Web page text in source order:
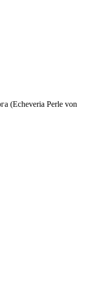
(Echeveria Perle von